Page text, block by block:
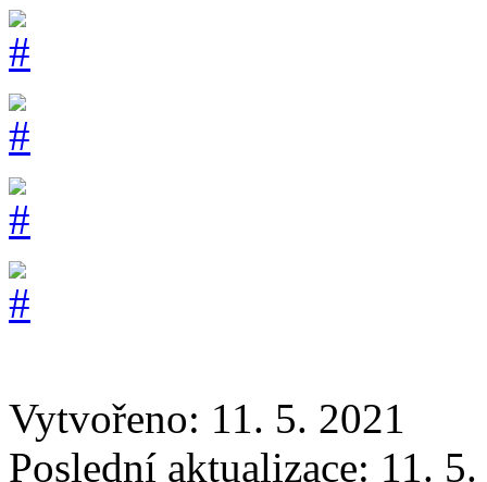
Vytvořeno: 11. 5. 2021
Poslední aktualizace: 11.